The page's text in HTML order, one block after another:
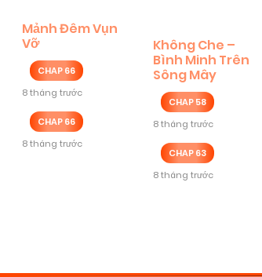
Mảnh Đêm Vụn
Vỡ
CHAP 66
8 tháng trước
CHAP 66
8 tháng trước
Không Che –
Bình Minh Trên
Sông Mây
CHAP 58
8 tháng trước
CHAP 63
8 tháng trước